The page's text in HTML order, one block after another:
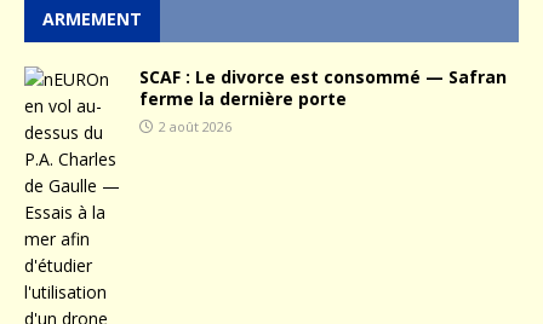
ARMEMENT
SCAF : Le divorce est consommé — Safran
ferme la dernière porte
2 août 2026